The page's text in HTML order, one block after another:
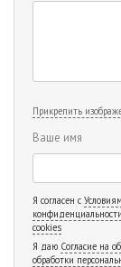
Прикрепить
Ваше имя
Я согласен с
cookies
Я даю Согласие на
обработки